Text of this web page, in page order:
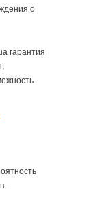
о
гарантия